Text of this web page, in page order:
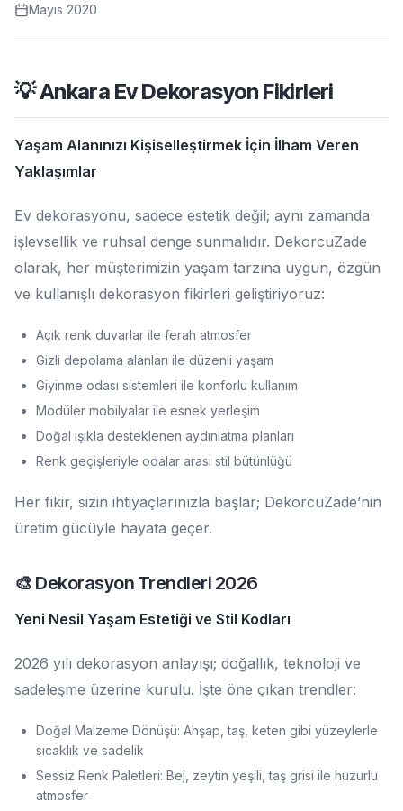
Mayıs 2020
💡 Ankara Ev Dekorasyon Fikirleri
Yaşam Alanınızı Kişiselleştirmek İçin İlham Veren
Yaklaşımlar
Ev dekorasyonu, sadece estetik değil; aynı zamanda
işlevsellik ve ruhsal denge sunmalıdır. DekorcuZade
olarak, her müşterimizin yaşam tarzına uygun, özgün
ve kullanışlı dekorasyon fikirleri geliştiriyoruz:
Açık renk duvarlar ile ferah atmosfer
Gizli depolama alanları ile düzenli yaşam
Giyinme odası sistemleri ile konforlu kullanım
Modüler mobilyalar ile esnek yerleşim
Doğal ışıkla desteklenen aydınlatma planları
Renk geçişleriyle odalar arası stil bütünlüğü
Her fikir, sizin ihtiyaçlarınızla başlar; DekorcuZade’nin
üretim gücüyle hayata geçer.
🎨 Dekorasyon Trendleri 2026
Yeni Nesil Yaşam Estetiği ve Stil Kodları
2026 yılı dekorasyon anlayışı; doğallık, teknoloji ve
sadeleşme üzerine kurulu. İşte öne çıkan trendler:
Doğal Malzeme Dönüşü: Ahşap, taş, keten gibi yüzeylerle
sıcaklık ve sadelik
Sessiz Renk Paletleri: Bej, zeytin yeşili, taş grisi ile huzurlu
atmosfer